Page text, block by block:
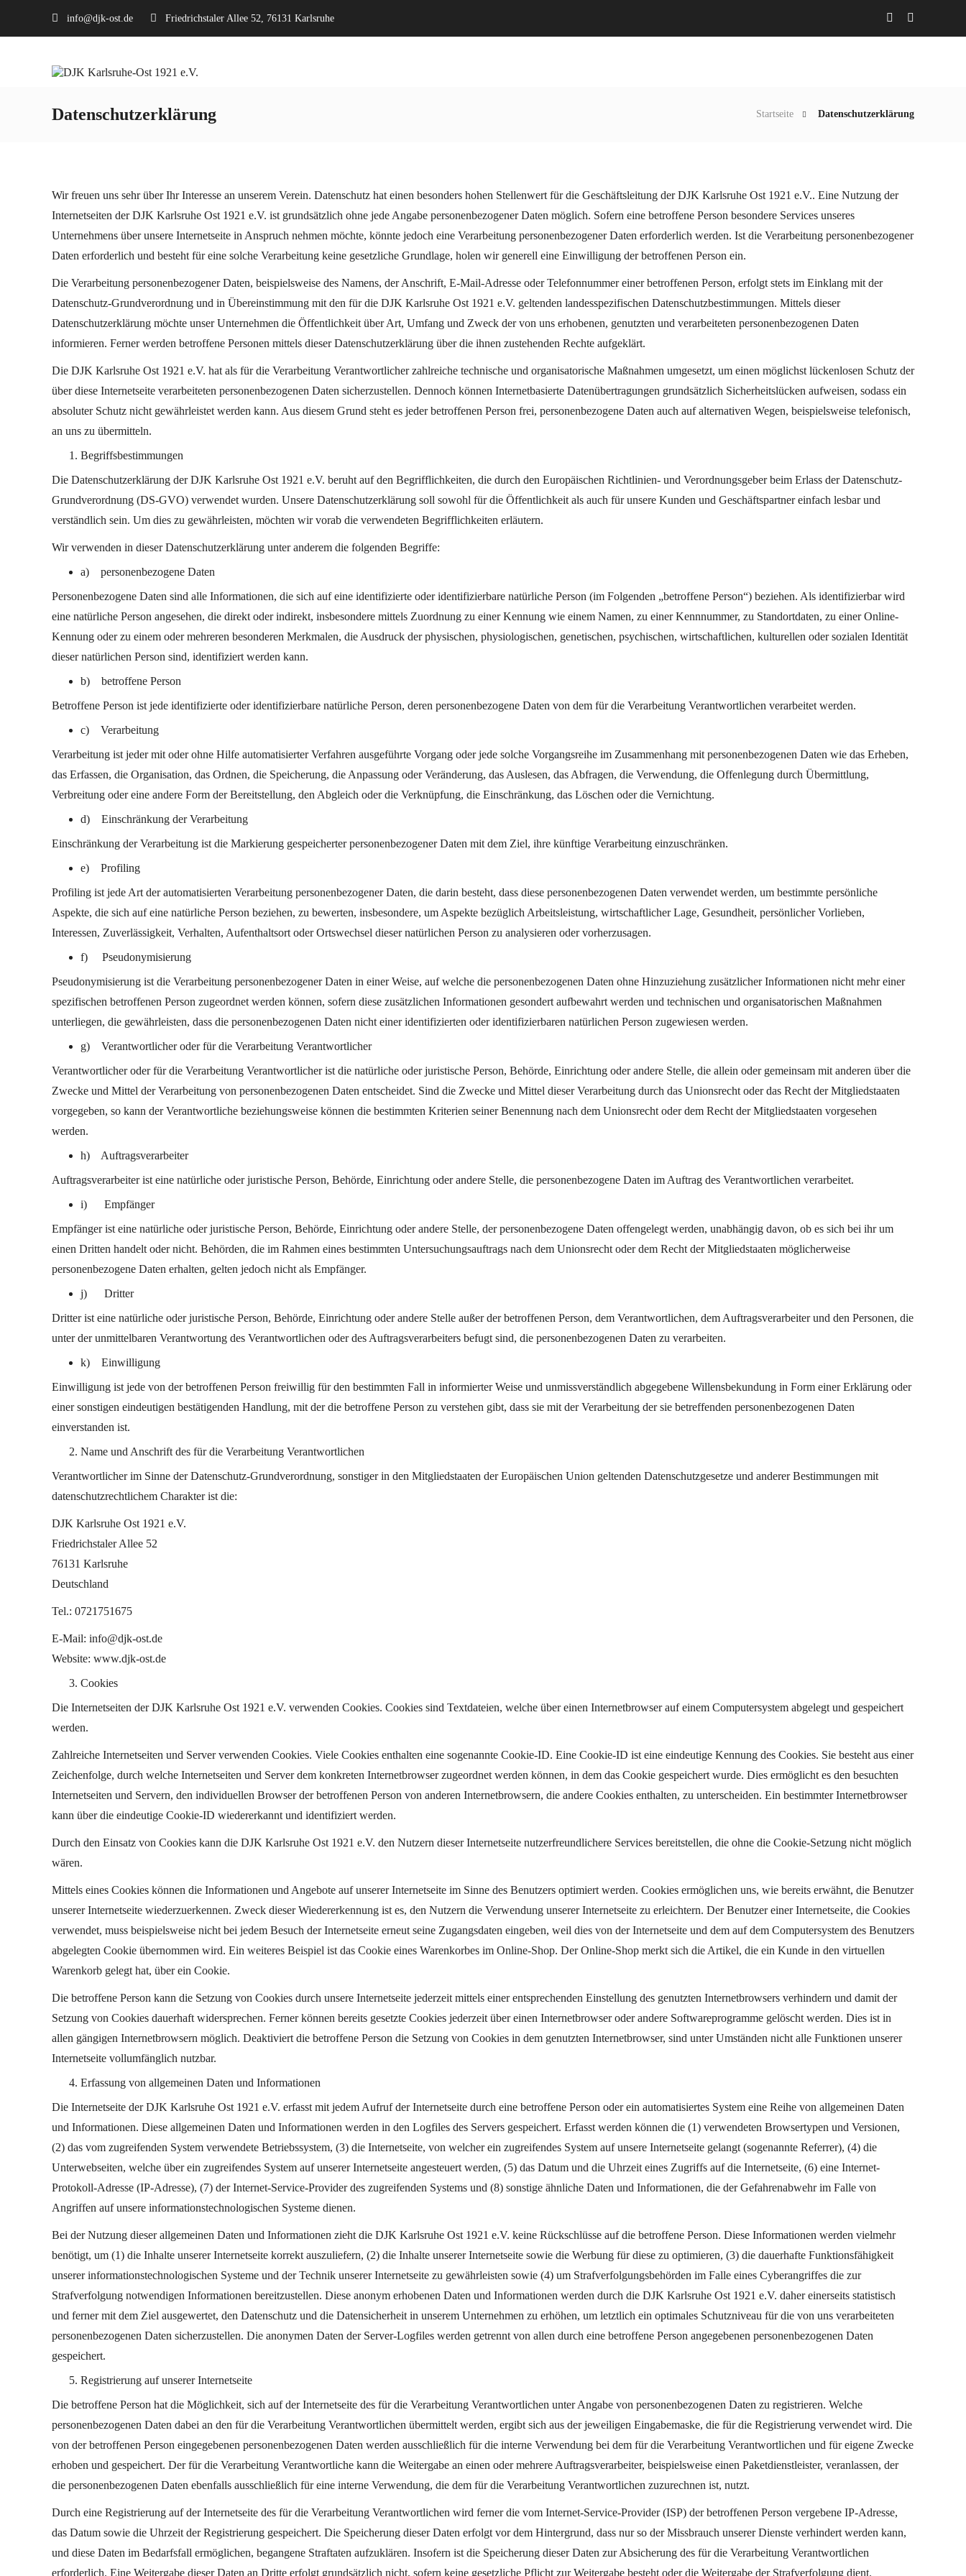
info@djk-ost.de Friedrichstaler Allee 52, 76131 Karlsruhe
Datenschutzerklärung Startseite Datenschutzerklärung
Wir freuen uns sehr über Ihr Interesse an unserem Verein. Datenschutz hat einen besonders hohen Stellenwert für die Geschäftsleitung der DJK Karlsruhe Ost 1921 e.V.. Eine Nutzung der
Internetseiten der DJK Karlsruhe Ost 1921 e.V. ist grundsätzlich ohne jede Angabe personenbezogener Daten möglich. Sofern eine betroffene Person besondere Services unseres
Unternehmens über unsere Internetseite in Anspruch nehmen möchte, könnte jedoch eine Verarbeitung personenbezogener Daten erforderlich werden. Ist die Verarbeitung personenbezogener
Daten erforderlich und besteht für eine solche Verarbeitung keine gesetzliche Grundlage, holen wir generell eine Einwilligung der betroffenen Person ein.
Die Verarbeitung personenbezogener Daten, beispielsweise des Namens, der Anschrift, E-Mail-Adresse oder Telefonnummer einer betroffenen Person, erfolgt stets im Einklang mit der
Datenschutz-Grundverordnung und in Übereinstimmung mit den für die DJK Karlsruhe Ost 1921 e.V. geltenden landesspezifischen Datenschutzbestimmungen. Mittels dieser
Datenschutzerklärung möchte unser Unternehmen die Öffentlichkeit über Art, Umfang und Zweck der von uns erhobenen, genutzten und verarbeiteten personenbezogenen Daten
informieren. Ferner werden betroffene Personen mittels dieser Datenschutzerklärung über die ihnen zustehenden Rechte aufgeklärt.
Die DJK Karlsruhe Ost 1921 e.V. hat als für die Verarbeitung Verantwortlicher zahlreiche technische und organisatorische Maßnahmen umgesetzt, um einen möglichst lückenlosen Schutz der
über diese Internetseite verarbeiteten personenbezogenen Daten sicherzustellen. Dennoch können Internetbasierte Datenübertragungen grundsätzlich Sicherheitslücken aufweisen, sodass ein
absoluter Schutz nicht gewährleistet werden kann. Aus diesem Grund steht es jeder betroffenen Person frei, personenbezogene Daten auch auf alternativen Wegen, beispielsweise telefonisch,
an uns zu übermitteln.
Begriffsbestimmungen
Die Datenschutzerklärung der DJK Karlsruhe Ost 1921 e.V. beruht auf den Begrifflichkeiten, die durch den Europäischen Richtlinien- und Verordnungsgeber beim Erlass der Datenschutz-
Grundverordnung (DS-GVO) verwendet wurden. Unsere Datenschutzerklärung soll sowohl für die Öffentlichkeit als auch für unsere Kunden und Geschäftspartner einfach lesbar und
verständlich sein. Um dies zu gewährleisten, möchten wir vorab die verwendeten Begrifflichkeiten erläutern.
Wir verwenden in dieser Datenschutzerklärung unter anderem die folgenden Begriffe:
a) personenbezogene Daten
Personenbezogene Daten sind alle Informationen, die sich auf eine identifizierte oder identifizierbare natürliche Person (im Folgenden „betroffene Person“) beziehen. Als identifizierbar wird
eine natürliche Person angesehen, die direkt oder indirekt, insbesondere mittels Zuordnung zu einer Kennung wie einem Namen, zu einer Kennnummer, zu Standortdaten, zu einer Online-
Kennung oder zu einem oder mehreren besonderen Merkmalen, die Ausdruck der physischen, physiologischen, genetischen, psychischen, wirtschaftlichen, kulturellen oder sozialen Identität
dieser natürlichen Person sind, identifiziert werden kann.
b) betroffene Person
Betroffene Person ist jede identifizierte oder identifizierbare natürliche Person, deren personenbezogene Daten von dem für die Verarbeitung Verantwortlichen verarbeitet werden.
c) Verarbeitung
Verarbeitung ist jeder mit oder ohne Hilfe automatisierter Verfahren ausgeführte Vorgang oder jede solche Vorgangsreihe im Zusammenhang mit personenbezogenen Daten wie das Erheben,
das Erfassen, die Organisation, das Ordnen, die Speicherung, die Anpassung oder Veränderung, das Auslesen, das Abfragen, die Verwendung, die Offenlegung durch Übermittlung,
Verbreitung oder eine andere Form der Bereitstellung, den Abgleich oder die Verknüpfung, die Einschränkung, das Löschen oder die Vernichtung.
d) Einschränkung der Verarbeitung
Einschränkung der Verarbeitung ist die Markierung gespeicherter personenbezogener Daten mit dem Ziel, ihre künftige Verarbeitung einzuschränken.
e) Profiling
Profiling ist jede Art der automatisierten Verarbeitung personenbezogener Daten, die darin besteht, dass diese personenbezogenen Daten verwendet werden, um bestimmte persönliche
Aspekte, die sich auf eine natürliche Person beziehen, zu bewerten, insbesondere, um Aspekte bezüglich Arbeitsleistung, wirtschaftlicher Lage, Gesundheit, persönlicher Vorlieben,
Interessen, Zuverlässigkeit, Verhalten, Aufenthaltsort oder Ortswechsel dieser natürlichen Person zu analysieren oder vorherzusagen.
f) Pseudonymisierung
Pseudonymisierung ist die Verarbeitung personenbezogener Daten in einer Weise, auf welche die personenbezogenen Daten ohne Hinzuziehung zusätzlicher Informationen nicht mehr einer
spezifischen betroffenen Person zugeordnet werden können, sofern diese zusätzlichen Informationen gesondert aufbewahrt werden und technischen und organisatorischen Maßnahmen
unterliegen, die gewährleisten, dass die personenbezogenen Daten nicht einer identifizierten oder identifizierbaren natürlichen Person zugewiesen werden.
g) Verantwortlicher oder für die Verarbeitung Verantwortlicher
Verantwortlicher oder für die Verarbeitung Verantwortlicher ist die natürliche oder juristische Person, Behörde, Einrichtung oder andere Stelle, die allein oder gemeinsam mit anderen über die
Zwecke und Mittel der Verarbeitung von personenbezogenen Daten entscheidet. Sind die Zwecke und Mittel dieser Verarbeitung durch das Unionsrecht oder das Recht der Mitgliedstaaten
vorgegeben, so kann der Verantwortliche beziehungsweise können die bestimmten Kriterien seiner Benennung nach dem Unionsrecht oder dem Recht der Mitgliedstaaten vorgesehen
werden.
h) Auftragsverarbeiter
Auftragsverarbeiter ist eine natürliche oder juristische Person, Behörde, Einrichtung oder andere Stelle, die personenbezogene Daten im Auftrag des Verantwortlichen verarbeitet.
i) Empfänger
Empfänger ist eine natürliche oder juristische Person, Behörde, Einrichtung oder andere Stelle, der personenbezogene Daten offengelegt werden, unabhängig davon, ob es sich bei ihr um
einen Dritten handelt oder nicht. Behörden, die im Rahmen eines bestimmten Untersuchungsauftrags nach dem Unionsrecht oder dem Recht der Mitgliedstaaten möglicherweise
personenbezogene Daten erhalten, gelten jedoch nicht als Empfänger.
j) Dritter
Dritter ist eine natürliche oder juristische Person, Behörde, Einrichtung oder andere Stelle außer der betroffenen Person, dem Verantwortlichen, dem Auftragsverarbeiter und den Personen, die
unter der unmittelbaren Verantwortung des Verantwortlichen oder des Auftragsverarbeiters befugt sind, die personenbezogenen Daten zu verarbeiten.
k) Einwilligung
Einwilligung ist jede von der betroffenen Person freiwillig für den bestimmten Fall in informierter Weise und unmissverständlich abgegebene Willensbekundung in Form einer Erklärung oder
einer sonstigen eindeutigen bestätigenden Handlung, mit der die betroffene Person zu verstehen gibt, dass sie mit der Verarbeitung der sie betreffenden personenbezogenen Daten
einverstanden ist.
Name und Anschrift des für die Verarbeitung Verantwortlichen
Verantwortlicher im Sinne der Datenschutz-Grundverordnung, sonstiger in den Mitgliedstaaten der Europäischen Union geltenden Datenschutzgesetze und anderer Bestimmungen mit
datenschutzrechtlichem Charakter ist die:
DJK Karlsruhe Ost 1921 e.V.
Friedrichstaler Allee 52
76131 Karlsruhe
Deutschland
Tel.: 0721751675
E-Mail: info@djk-ost.de
Website: www.djk-ost.de
Cookies
Die Internetseiten der DJK Karlsruhe Ost 1921 e.V. verwenden Cookies. Cookies sind Textdateien, welche über einen Internetbrowser auf einem Computersystem abgelegt und gespeichert
werden.
Zahlreiche Internetseiten und Server verwenden Cookies. Viele Cookies enthalten eine sogenannte Cookie-ID. Eine Cookie-ID ist eine eindeutige Kennung des Cookies. Sie besteht aus einer
Zeichenfolge, durch welche Internetseiten und Server dem konkreten Internetbrowser zugeordnet werden können, in dem das Cookie gespeichert wurde. Dies ermöglicht es den besuchten
Internetseiten und Servern, den individuellen Browser der betroffenen Person von anderen Internetbrowsern, die andere Cookies enthalten, zu unterscheiden. Ein bestimmter Internetbrowser
kann über die eindeutige Cookie-ID wiedererkannt und identifiziert werden.
Durch den Einsatz von Cookies kann die DJK Karlsruhe Ost 1921 e.V. den Nutzern dieser Internetseite nutzerfreundlichere Services bereitstellen, die ohne die Cookie-Setzung nicht möglich
wären.
Mittels eines Cookies können die Informationen und Angebote auf unserer Internetseite im Sinne des Benutzers optimiert werden. Cookies ermöglichen uns, wie bereits erwähnt, die Benutzer
unserer Internetseite wiederzuerkennen. Zweck dieser Wiedererkennung ist es, den Nutzern die Verwendung unserer Internetseite zu erleichtern. Der Benutzer einer Internetseite, die Cookies
verwendet, muss beispielsweise nicht bei jedem Besuch der Internetseite erneut seine Zugangsdaten eingeben, weil dies von der Internetseite und dem auf dem Computersystem des Benutzers
abgelegten Cookie übernommen wird. Ein weiteres Beispiel ist das Cookie eines Warenkorbes im Online-Shop. Der Online-Shop merkt sich die Artikel, die ein Kunde in den virtuellen
Warenkorb gelegt hat, über ein Cookie.
Die betroffene Person kann die Setzung von Cookies durch unsere Internetseite jederzeit mittels einer entsprechenden Einstellung des genutzten Internetbrowsers verhindern und damit der
Setzung von Cookies dauerhaft widersprechen. Ferner können bereits gesetzte Cookies jederzeit über einen Internetbrowser oder andere Softwareprogramme gelöscht werden. Dies ist in
allen gängigen Internetbrowsern möglich. Deaktiviert die betroffene Person die Setzung von Cookies in dem genutzten Internetbrowser, sind unter Umständen nicht alle Funktionen unserer
Internetseite vollumfänglich nutzbar.
Erfassung von allgemeinen Daten und Informationen
Die Internetseite der DJK Karlsruhe Ost 1921 e.V. erfasst mit jedem Aufruf der Internetseite durch eine betroffene Person oder ein automatisiertes System eine Reihe von allgemeinen Daten
und Informationen. Diese allgemeinen Daten und Informationen werden in den Logfiles des Servers gespeichert. Erfasst werden können die (1) verwendeten Browsertypen und Versionen,
(2) das vom zugreifenden System verwendete Betriebssystem, (3) die Internetseite, von welcher ein zugreifendes System auf unsere Internetseite gelangt (sogenannte Referrer), (4) die
Unterwebseiten, welche über ein zugreifendes System auf unserer Internetseite angesteuert werden, (5) das Datum und die Uhrzeit eines Zugriffs auf die Internetseite, (6) eine Internet-
Protokoll-Adresse (IP-Adresse), (7) der Internet-Service-Provider des zugreifenden Systems und (8) sonstige ähnliche Daten und Informationen, die der Gefahrenabwehr im Falle von
Angriffen auf unsere informationstechnologischen Systeme dienen.
Bei der Nutzung dieser allgemeinen Daten und Informationen zieht die DJK Karlsruhe Ost 1921 e.V. keine Rückschlüsse auf die betroffene Person. Diese Informationen werden vielmehr
benötigt, um (1) die Inhalte unserer Internetseite korrekt auszuliefern, (2) die Inhalte unserer Internetseite sowie die Werbung für diese zu optimieren, (3) die dauerhafte Funktionsfähigkeit
unserer informationstechnologischen Systeme und der Technik unserer Internetseite zu gewährleisten sowie (4) um Strafverfolgungsbehörden im Falle eines Cyberangriffes die zur
Strafverfolgung notwendigen Informationen bereitzustellen. Diese anonym erhobenen Daten und Informationen werden durch die DJK Karlsruhe Ost 1921 e.V. daher einerseits statistisch
und ferner mit dem Ziel ausgewertet, den Datenschutz und die Datensicherheit in unserem Unternehmen zu erhöhen, um letztlich ein optimales Schutzniveau für die von uns verarbeiteten
personenbezogenen Daten sicherzustellen. Die anonymen Daten der Server-Logfiles werden getrennt von allen durch eine betroffene Person angegebenen personenbezogenen Daten
gespeichert.
Registrierung auf unserer Internetseite
Die betroffene Person hat die Möglichkeit, sich auf der Internetseite des für die Verarbeitung Verantwortlichen unter Angabe von personenbezogenen Daten zu registrieren. Welche
personenbezogenen Daten dabei an den für die Verarbeitung Verantwortlichen übermittelt werden, ergibt sich aus der jeweiligen Eingabemaske, die für die Registrierung verwendet wird. Die
von der betroffenen Person eingegebenen personenbezogenen Daten werden ausschließlich für die interne Verwendung bei dem für die Verarbeitung Verantwortlichen und für eigene Zwecke
erhoben und gespeichert. Der für die Verarbeitung Verantwortliche kann die Weitergabe an einen oder mehrere Auftragsverarbeiter, beispielsweise einen Paketdienstleister, veranlassen, der
die personenbezogenen Daten ebenfalls ausschließlich für eine interne Verwendung, die dem für die Verarbeitung Verantwortlichen zuzurechnen ist, nutzt.
Durch eine Registrierung auf der Internetseite des für die Verarbeitung Verantwortlichen wird ferner die vom Internet-Service-Provider (ISP) der betroffenen Person vergebene IP-Adresse,
das Datum sowie die Uhrzeit der Registrierung gespeichert. Die Speicherung dieser Daten erfolgt vor dem Hintergrund, dass nur so der Missbrauch unserer Dienste verhindert werden kann,
und diese Daten im Bedarfsfall ermöglichen, begangene Straftaten aufzuklären. Insofern ist die Speicherung dieser Daten zur Absicherung des für die Verarbeitung Verantwortlichen
erforderlich. Eine Weitergabe dieser Daten an Dritte erfolgt grundsätzlich nicht, sofern keine gesetzliche Pflicht zur Weitergabe besteht oder die Weitergabe der Strafverfolgung dient.